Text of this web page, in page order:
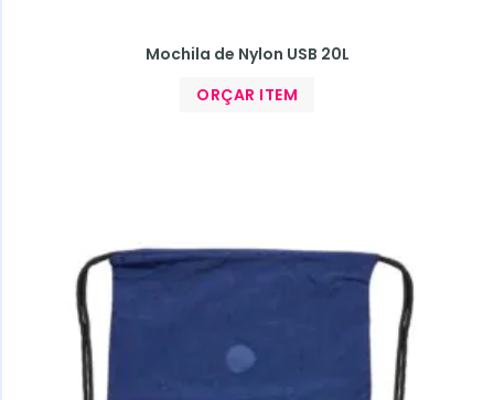
Mochila de Nylon USB 20L
ORÇAR ITEM